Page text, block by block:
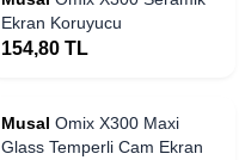
Ekran Koruyucu
154,80 TL
Musal Omix X300 Maxi
Glass Temperli Cam Ekran